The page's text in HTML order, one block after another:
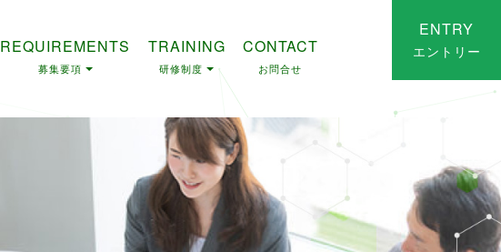
REQUIREMENTS
募集要項
TRAINING
研修制度
CONTACT
お問合せ
ENTRY
エントリー